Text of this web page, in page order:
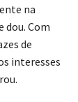
na
dou. Com
de
interesses